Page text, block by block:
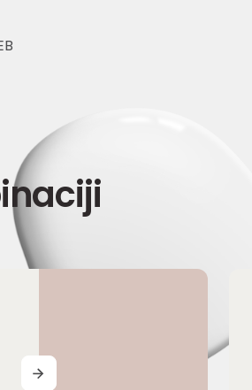
MORE